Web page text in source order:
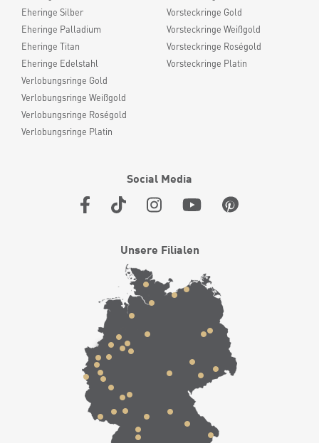
Eheringe Silber
Eheringe Palladium
Eheringe Titan
Eheringe Edelstahl
Verlobungsringe Gold
Verlobungsringe Weißgold
Verlobungsringe Roségold
Verlobungsringe Platin
Vorsteckringe Gold
Vorsteckringe Weißgold
Vorsteckringe Roségold
Vorsteckringe Platin
Social Media
Unsere Filialen